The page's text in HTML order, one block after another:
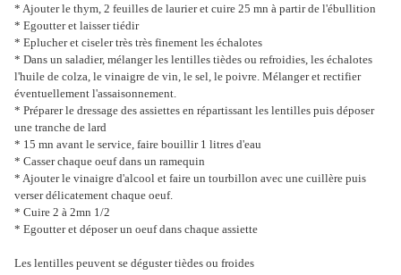
* Ajouter le thym, 2 feuilles de laurier et cuire 25 mn à partir de l'ébullition
* Egoutter et laisser tiédir
* Eplucher et ciseler très très finement les échalotes
* Dans un saladier, mélanger les lentilles tièdes ou refroidies, les échalotes
l'huile de colza, le vinaigre de vin, le sel, le poivre. Mélanger et rectifier
éventuellement l'assaisonnement.
* Préparer le dressage des assiettes en répartissant les lentilles puis déposer
une tranche de lard
* 15 mn avant le service, faire bouillir 1 litres d'eau
* Casser chaque oeuf dans un ramequin
* Ajouter le vinaigre d'alcool et faire un tourbillon avec une cuillère puis
verser délicatement chaque oeuf.
* Cuire 2 à 2mn 1/2
* Egoutter et déposer un oeuf dans chaque assiette
Les lentilles peuvent se déguster tièdes ou froides